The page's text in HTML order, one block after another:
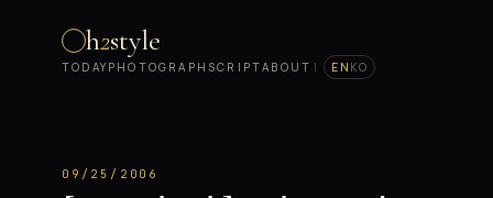
h2style
TODAY PHOTOGRAPH SCRIPTABOUT | EN KO
09/25/2006